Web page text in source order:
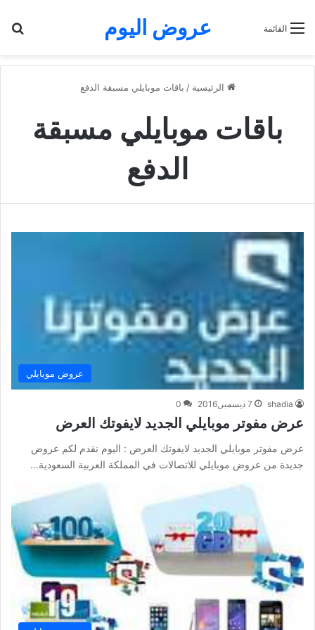
عروض اليوم القائمة
الرئيسية / باقات موبايلي مسبقة الدفع
باقات موبايلي مسبقة
الدفع
عروض موبايلي
shadia 7 ديسمبر,2016 0
عرض مفوتر موبايلي الجديد لايفوتك العرض
عرض مفوتر موبايلي الجديد لايفوتك العرض : اليوم نقدم لكم عروض
جديدة من عروض موبايلي للاتصالات في المملكة العربية السعودية…